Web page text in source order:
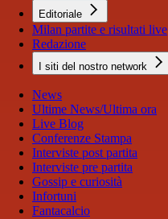
Editoriale
Milan partite e risultati live
Redazione
I siti del nostro network
News
Ultime News/Ultima ora
Live Blog
Conferenze Stampa
Interviste post partita
Interviste pre partita
Gossip e curiosità
Infortuni
Fantacalcio